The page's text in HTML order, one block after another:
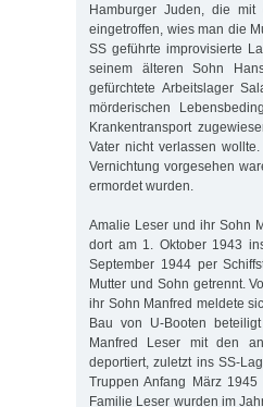
Hamburger Juden, die mit
eingetroffen, wies man die
SS geführte improvisierte
seinem älteren Sohn
gefürchtete Arbeitslager
mörderischen
Krankentransport
Vater nicht verlassen
Vernichtung vorgesehen
ermordet wurden.
Amalie Leser und ihr Sohn
dort am 1. Oktober 1943
September 1944 per
Mutter und Sohn getrennt.
ihr Sohn Manfred meldete
Bau von U-Booten
Manfred Leser mit den
deportiert, zuletzt ins SS-
Truppen Anfang März
Familie Leser wurden im